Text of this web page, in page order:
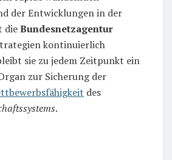
der Entwicklungen in der
dieBundesnetzagentur
kontinuierlich
sie zu jedem Zeitpunkt ein
zur Sicherung der
des
.